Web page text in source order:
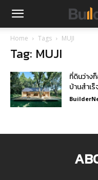
Home Tags MUJI
Tag: MUJI
ที่ดินว่าง
บ้านสำเ